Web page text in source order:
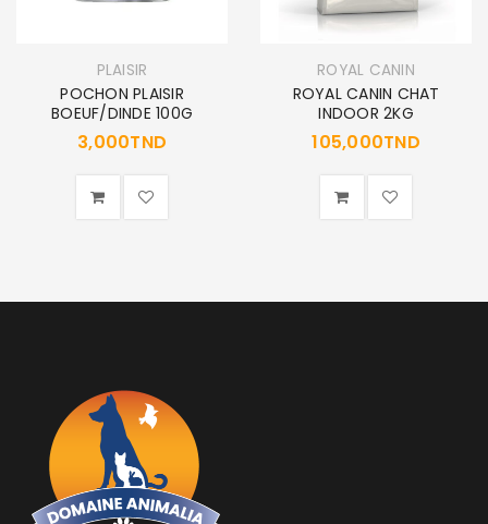
PLAISIR
POCHON PLAISIR
BOEUF/DINDE 100G
3,000TND
ROYAL CANIN
ROYAL CANIN CHAT
INDOOR 2KG
105,000TND